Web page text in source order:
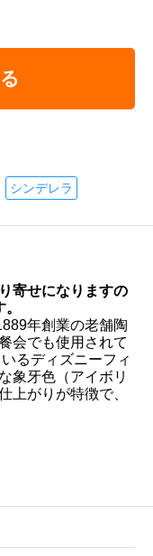
シンデレラ
寄せになりますの
年創業の老舗陶
会でも使用されて
るディズニーフィ
象牙色（アイボリ
上がりが特徴で、